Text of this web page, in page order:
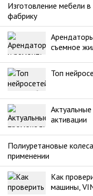
Изготовление мебели
фабрику
съемное
Топ
активации
Полиуретановые
применении
Как
машины,